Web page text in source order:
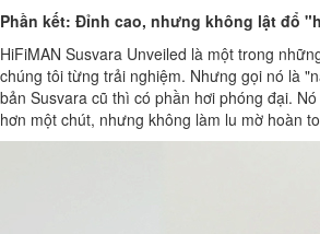
Phần kết: Đỉnh cao, nhưng không lật đổ
HiFiMAN Susvara Unveiled là một trong
chúng tôi từng trải nghiệm. Nhưng gọi nó là
bản Susvara cũ thì có phần hơi phóng đại.
hơn một chút, nhưng không làm lu mờ hoàn